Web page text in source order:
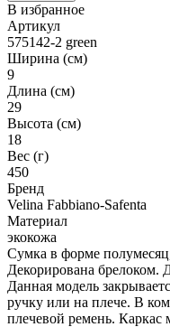
В избранное
Артикул
575142-2 green
Ширина (см)
9
Длина (см)
29
Высота (см)
18
Вес (г)
450
Бренд
Velina Fabbiano-Safenta
Материал
экокожа
Сумка в форме
Декорирована брелоком.
Данная модель
ручку или на плече. В
плечевой ремень. Каркас